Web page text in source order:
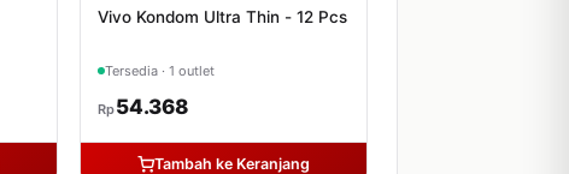
Vivo Kondom Ultra Thin - 12 Pcs
Tersedia · 1 outlet
Rp54.368
Tambah ke Keranjang